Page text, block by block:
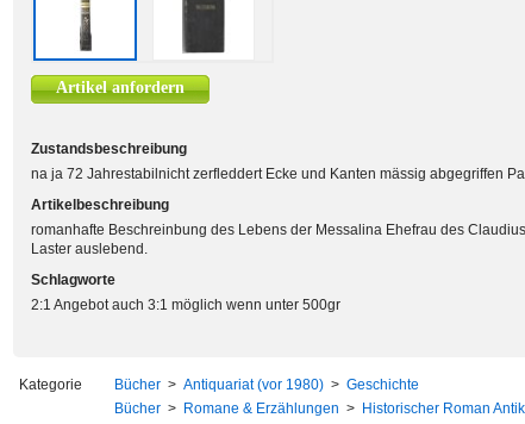
Artikel anfordern
Zustandsbeschreibung
na ja 72 Jahrestabilnicht zerfleddert Ecke und Kanten mässig abgegriffen
Artikelbeschreibung
romanhafte Beschreinbung des Lebens der Messalina Ehefrau des
Laster auslebend.
Schlagworte
2:1 Angebot auch 3:1 möglich wenn unter 500gr
Kategorie Bücher > Antiquariat (vor 1980) > Geschichte
Bücher > Romane & Erzählungen > Historischer Roman